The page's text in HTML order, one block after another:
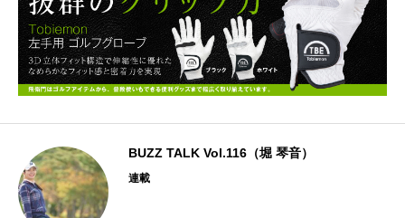
BUZZ TALK Vol.116（堀 琴音）
連載